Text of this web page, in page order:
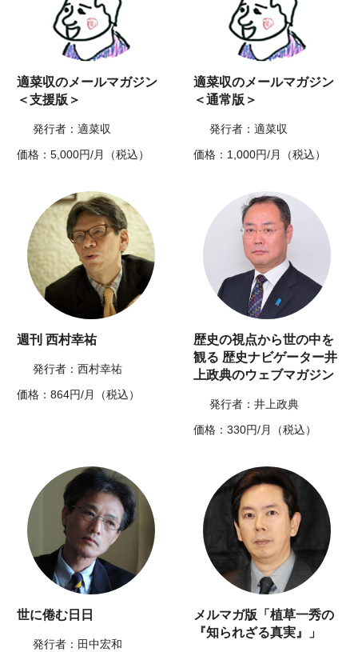
適菜収のメールマガジン
＜支援版＞
発行者：適菜収
価格：5,000円/月（税込）
適菜収のメールマガジン
＜通常版＞
発行者：適菜収
価格：1,000円/月（税込）
週刊 西村幸祐
発行者：西村幸祐
価格：864円/月（税込）
歴史の視点から世の中を
観る 歴史ナビゲーター井
上政典のウェブマガジン
発行者：井上政典
価格：330円/月（税込）
世に倦む日日
発行者：田中宏和
メルマガ版「植草一秀の
『知られざる真実』」